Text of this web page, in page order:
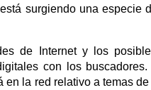
surgiendo una especie
de Internet y los
con los
la red relativo a temas